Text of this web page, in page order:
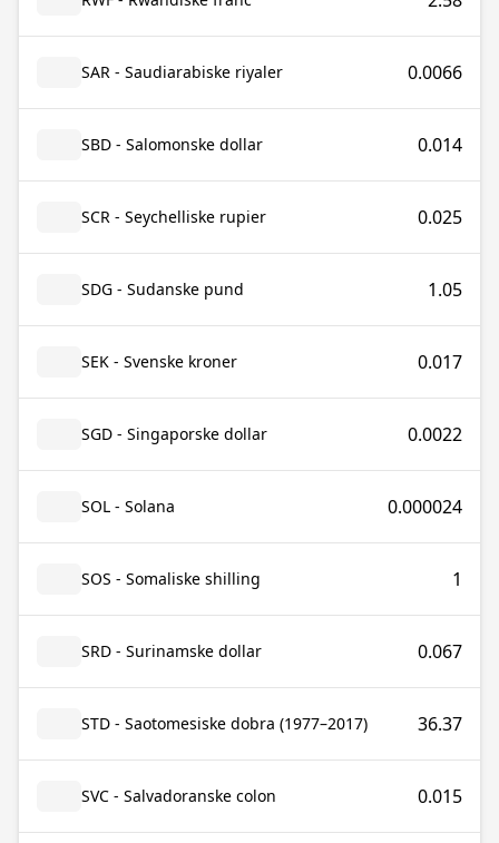
SAR - Saudiarabiske riyaler 0.0066
SBD - Salomonske dollar 0.014
SCR - Seychelliske rupier 0.025
SDG - Sudanske pund 1.05
SEK - Svenske kroner 0.017
SGD - Singaporske dollar 0.0022
SOL - Solana 0.000024
SOS - Somaliske shilling 1
SRD - Surinamske dollar 0.067
STD - Saotomesiske dobra (1977–2017) 36.37
SVC - Salvadoranske colon 0.015